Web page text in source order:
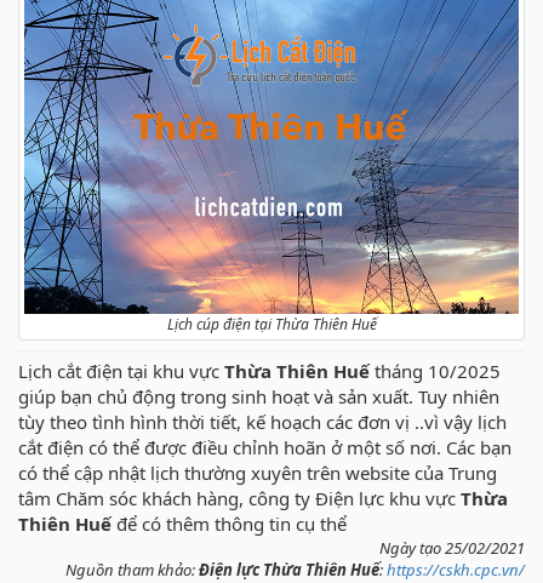
Lịch cúp điện tại Thừa Thiên Huế
Lịch cắt điện tại khu vực Thừa Thiên Huếtháng 10/2025
giúp bạn chủ động trong sinh hoạt và sản xuất. Tuy nhiên
tùy theo tình hình thời tiết, kế hoạch các đơn vị ..vì vậy lịch
cắt điện có thể được điều chỉnh hoãn ở một số nơi. Các bạn
có thể cập nhật lịch thường xuyên trên website của Trung
tâm Chăm sóc khách hàng, công ty Điện lực khu vực Thừa
Thiên Huếđể có thêm thông tin cụ thể
Ngày tạo 25/02/2021
Nguồn tham khảo:Điện lực Thừa Thiên Huế:https://cskh.cpc.vn/